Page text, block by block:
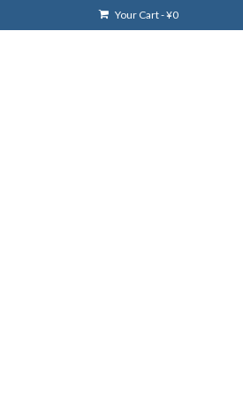
Your Cart-¥0